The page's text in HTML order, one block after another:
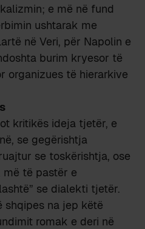
e më në fund
ushtarak me
në Veri, për Napolin e
burim kryesor të
organizues të hierarkive
kritikës ideja tjetër, e
se gegërishtja
se toskërishtja, ose
të pastër e
se dialekti tjetër.
shqipes na jep këtë
romak e deri në